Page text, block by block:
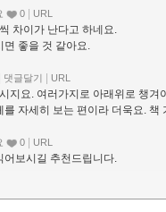
0 URL
차이가 난다고 하네요.
면 좋을 것 같아요.
댓글달기 URL
지요. 여러가지로 아래위로 챙겨
자세히 보는 편이라 더욱요. 책
0 URL
어보시길 추천드립니다.